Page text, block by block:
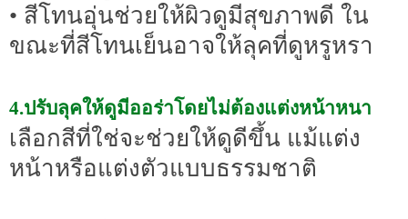
• สีโทนอุ่นช่วยให้ผิวดูมีสุขภาพดี ใน
ขณะที่สีโทนเย็นอาจให้ลุคที่ดูหรูหรา
4.ปรับลุคให้ดูมีออร่าโดยไม่ต้องแต่งหน้าหนา
เลือกสีที่ใช่จะช่วยให้ดูดีขึ้น แม้แต่ง
หน้าหรือแต่งตัวแบบธรรมชาติ